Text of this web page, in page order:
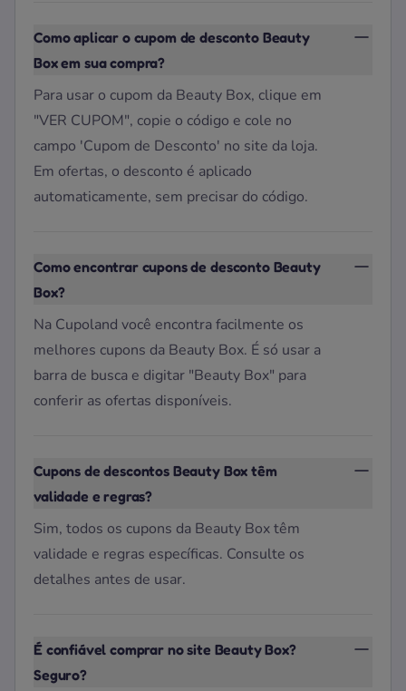
Como aplicar o cupom de desconto Beauty
Box em sua compra?
Para usar o cupom da Beauty Box, clique em
"VER CUPOM", copie o código e cole no
campo 'Cupom de Desconto' no site da loja.
Em ofertas, o desconto é aplicado
automaticamente, sem precisar do código.
Como encontrar cupons de desconto Beauty
Box?
Na Cupoland você encontra facilmente os
melhores cupons da Beauty Box. É só usar a
barra de busca e digitar "Beauty Box" para
conferir as ofertas disponíveis.
Cupons de descontos Beauty Box têm
validade e regras?
Sim, todos os cupons da Beauty Box têm
validade e regras específicas. Consulte os
detalhes antes de usar.
É confiável comprar no site Beauty Box?
Seguro?